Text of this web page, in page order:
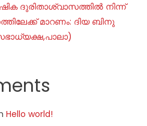
ദുരിതാശ്വാസത്തിൽ നിന്ന്
മാറണം: ദിയ ബിനു
Hello world!